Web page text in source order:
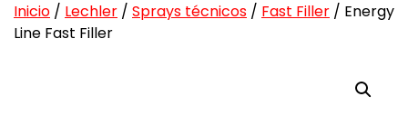
Inicio / Lechler / Sprays técnicos / Fast Filler / Energy
Line Fast Filler